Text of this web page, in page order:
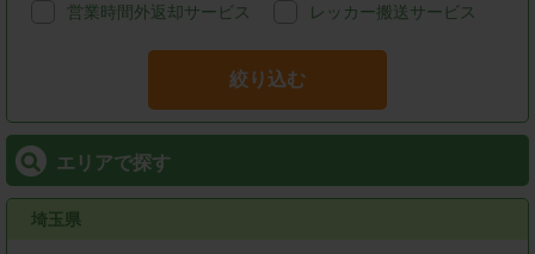
営業時間外返却サービス レッカー搬送サービス
絞り込む
エリアで探す
埼玉県